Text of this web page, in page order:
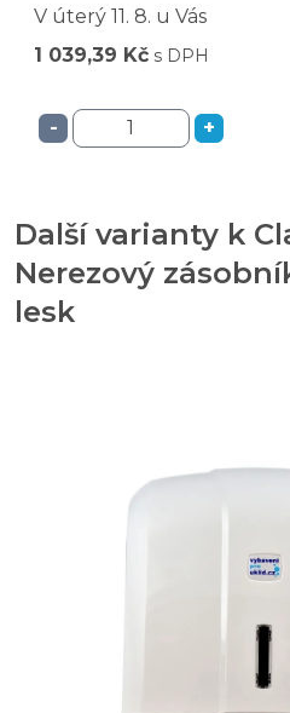
V úterý 11. 8. u Vás
1 039,39 Kč s DPH
- +
Další varianty k
Nerezový
lesk